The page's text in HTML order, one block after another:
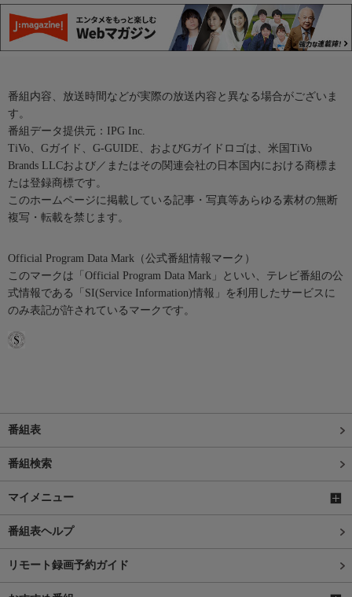
番組内容、放送時間などが実際の放送内容と異なる場合がございま
す。
番組データ提供元：IPG Inc.
TiVo、Gガイド、G-GUIDE、およびGガイドロゴは、米国TiVo
Brands LLCおよび／またはその関連会社の日本国内における商標ま
たは登録商標です。
このホームページに掲載している記事・写真等あらゆる素材の無断
複写・転載を禁じます。
Official Program Data Mark（公式番組情報マーク）
このマークは「Official Program Data Mark」といい、テレビ番組の公
式情報である「SI(Service Information)情報」を利用したサービスに
のみ表記が許されているマークです。
番組表
番組検索
マイメニュー
番組表ヘルプ
リモート録画予約ガイド